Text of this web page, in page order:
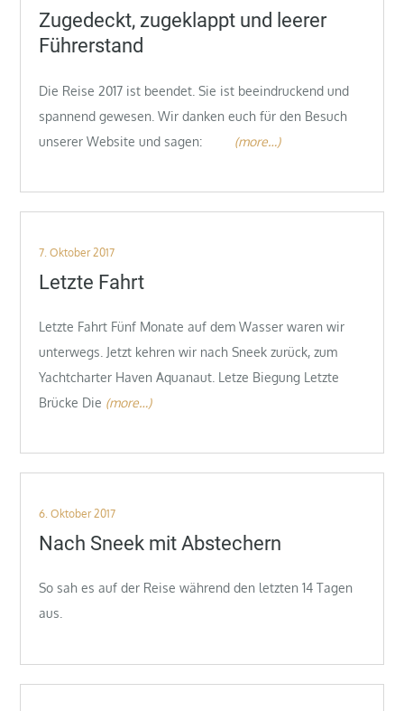
on
Zugedeckt, zugeklappt und leerer
Führerstand
Die Reise 2017 ist beendet. Sie ist beeindruckend und
spannend gewesen. Wir danken euch für den Besuch
unserer Website und sagen:
(more…)
Posted
on
7. Oktober 2017
Letzte Fahrt
Letzte Fahrt Fünf Monate auf dem Wasser waren wir
unterwegs. Jetzt kehren wir nach Sneek zurück, zum
Yachtcharter Haven Aquanaut. Letze Biegung Letzte
Brücke Die (more…)
Posted
on
6. Oktober 2017
Nach Sneek mit Abstechern
So sah es auf der Reise während den letzten 14 Tagen
aus.